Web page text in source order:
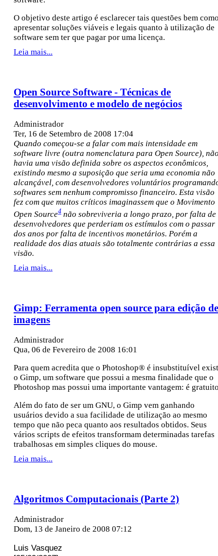
O objetivo deste artigo é esclarecer tais questões bem
apresentar soluções viáveis e legais quanto à utilização de
software sem ter que pagar por uma licença.
Leia mais...
Open Source Software - Técnicas de
desenvolvimento e modelo de negócios
Administrador
Ter, 16 de Setembro de 2008 17:04
Quando começou-se a falar com mais intensidade em
software livre (outra nomenclatura para Open Source),
havia uma visão definida sobre os aspectos econômicos,
existindo mesmo a suposição que seria uma economia não
alcançável, com desenvolvedores voluntários
softwares sem nenhum compromisso financeiro. Esta visão
fez com que muitos críticos imaginassem que o Movimento
Open Source4 não sobreviveria a longo prazo, por falta de
desenvolvedores que perderiam os estímulos com o passar
dos anos por falta de incentivos monetários. Porém a
realidade dos dias atuais são totalmente contrárias a essa
visão.
Leia mais...
Gimp: Ferramenta open source para edição de
imagens
Administrador
Qua, 06 de Fevereiro de 2008 16:01
Para quem acredita que o Photoshop® é insubstituível
o Gimp, um software que possui a mesma finalidade que o
Photoshop mas possui uma importante vantagem: é
Além do fato de ser um GNU, o Gimp vem ganhando
usuários devido a sua facilidade de utilização ao mesmo
tempo que não peca quanto aos resultados obtidos. Seus
vários scripts de efeitos transformam determinadas tarefas
trabalhosas em simples cliques do mouse.
Leia mais...
Algoritmos Computacionais (Parte 2)
Administrador
Dom, 13 de Janeiro de 2008 07:12
Luis Vasquez